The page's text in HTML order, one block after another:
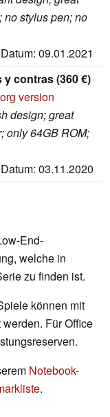
no stylus pen; no
09.01.2021
y contras (360 €)
version
design; great
only 64GB ROM;
03.11.2020
End-
welche in
zu finden ist.
können mit
Für Office
Notebook-
.